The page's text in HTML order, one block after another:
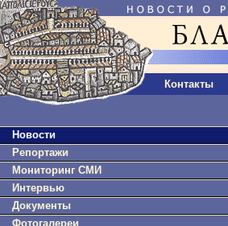
Контакты
Новости
Репортажи
Мониторинг СМИ
Интервью
Документы
Фотогалереи